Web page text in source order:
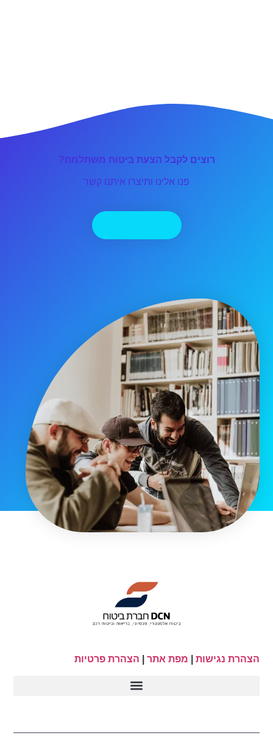
רוצים לקבל הצעת ביטוח משתלמת?
פנו אלינו ותיצרו איתנו קשר
הצהרת נגישות מפת אתר הצהרת פרטיות